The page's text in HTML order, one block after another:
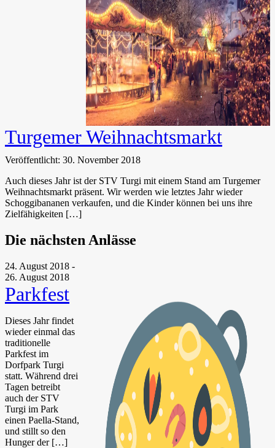
Turgemer Weihnachtsmarkt
Veröffentlicht: 30. November 2018
Auch dieses Jahr ist der STV Turgi mit einem Stand am Turgemer
Weihnachtsmarkt präsent. Wir werden wie letztes Jahr wieder
Schoggibananen verkaufen, und die Kinder können bei uns ihre
Zielfähigkeiten […]
Die nächsten Anlässe
24. August 2018 -
26. August 2018
Parkfest
Dieses Jahr findet
wieder einmal das
traditionelle
Parkfest im
Dorfpark Turgi
statt. Während drei
Tagen betreibt
auch der STV
Turgi im Park
einen Paella-Stand,
und stillt so den
Hunger der […]